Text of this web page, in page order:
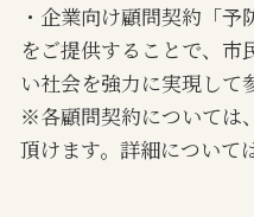
・企業向け顧問契約「予
をご提供することで、市
い社会を強力に実現して
※各顧問契約については
頂けます。詳細について